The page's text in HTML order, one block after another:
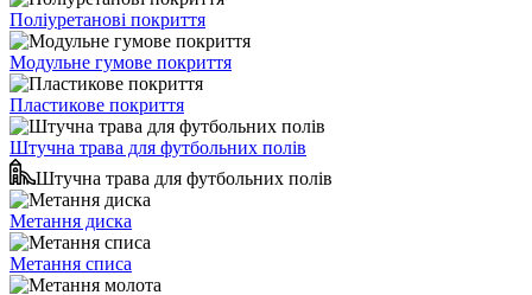
Поліуретанові покриття
Модульне гумове покриття
Пластикове покриття
Штучна трава для футбольних полів
Штучна трава для футбольних полів
Метання диска
Метання списа